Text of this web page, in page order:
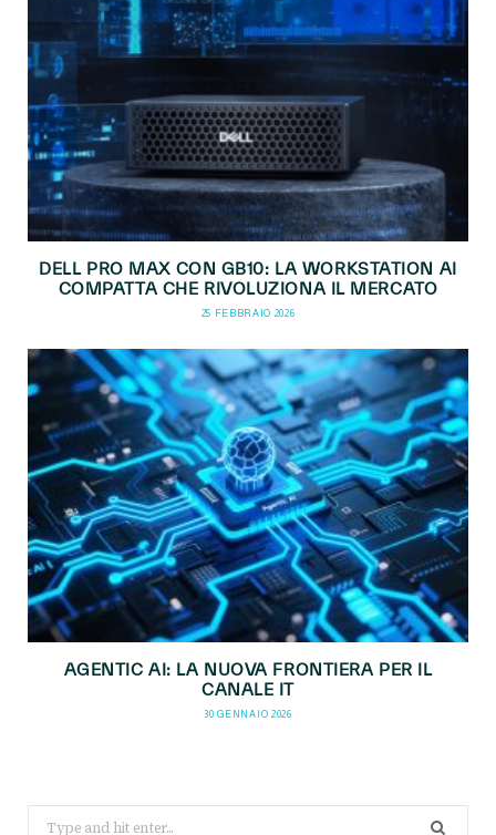
DELL PRO MAX CON GB10: LA WORKSTATION AI
COMPATTA CHE RIVOLUZIONA IL MERCATO
25 FEBBRAIO 2026
AGENTIC AI: LA NUOVA FRONTIERA PER IL
CANALE IT
30 GENNAIO 2026